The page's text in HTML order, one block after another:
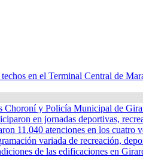
en el Terminal Central de
Choroní y Policía Municipal de
en jornadas deportivas,
11.040 atenciones en los cuatro
variada de recreación,
de las edificaciones en